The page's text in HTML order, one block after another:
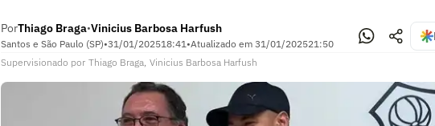
PorThiago Braga•Vinicius Barbosa Harfush
Santos e São Paulo (SP)•31/01/202518:41•Atualizado em 31/01/202521:50
Supervisionado por Thiago Braga, Vinicius Barbosa Harfush